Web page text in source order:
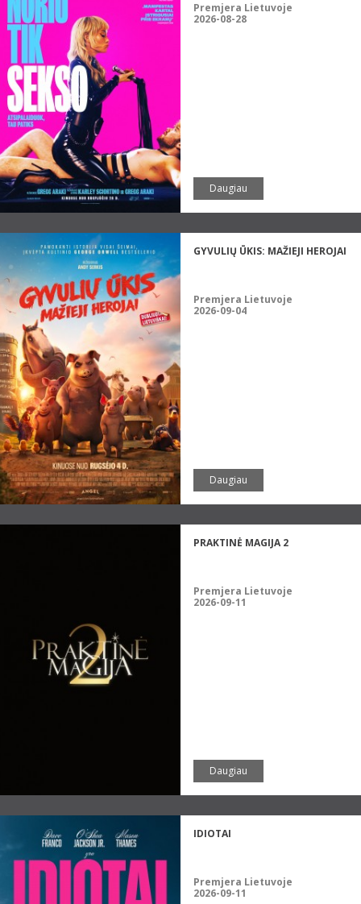
Premjera Lietuvoje
2026-08-28
Daugiau
GYVULIŲ ŪKIS: MAŽIEJI HEROJAI
Premjera Lietuvoje
2026-09-04
Daugiau
PRAKTINĖ MAGIJA 2
Premjera Lietuvoje
2026-09-11
Daugiau
IDIOTAI
Premjera Lietuvoje
2026-09-11